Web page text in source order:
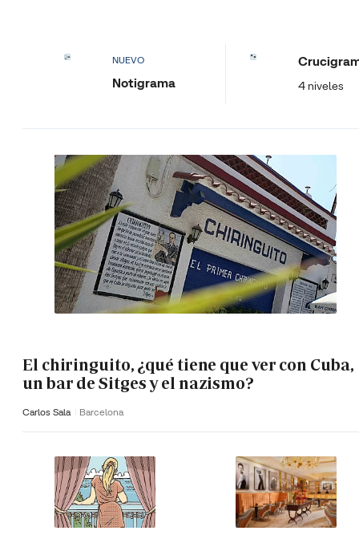
NUEVO
Notigrama 4 niveles
El chiringuito, ¿qué tiene que ver con Cuba,
un bar de Sitges y el nazismo?
Carlos Sala Barcelona